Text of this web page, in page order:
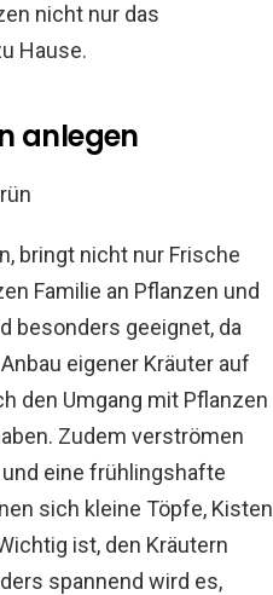
nicht nur das
Hause.
anlegen
bringt nicht nur Frische
Familie an Pflanzen und
besonders geeignet, da
eigener Kräuter auf
den Umgang mit Pflanzen
Zudem verströmen
eine frühlingshafte
sich kleine Töpfe, Kisten
ist, den Kräutern
spannend wird es,